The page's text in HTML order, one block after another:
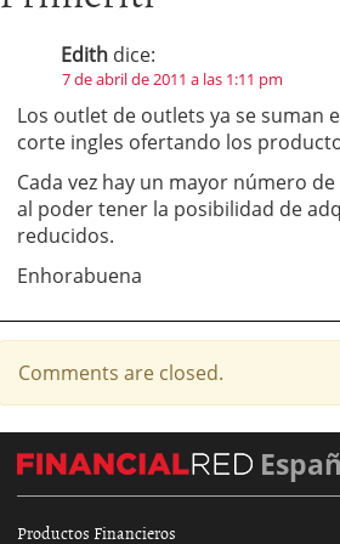
Edith dice:
7 de abril de 2011 a las 1:11 pm
Los outlet de outlets ya se suman
corte ingles ofertando los
Cada vez hay un mayor número
al poder tener la posibilidad de
reducidos.
Enhorabuena
Comments are closed.
Productos Financieros